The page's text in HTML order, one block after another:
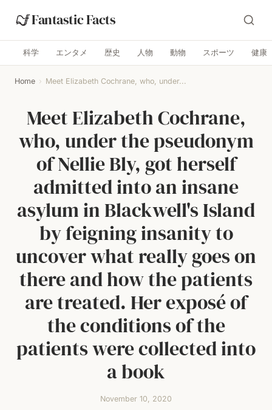
Fantastic Facts
科学 エンタメ 歴史 人物 動物 スポーツ 健康
Home › Meet Elizabeth Cochrane, who, under...
Meet Elizabeth Cochrane,
who, under the pseudonym
of Nellie Bly, got herself
admitted into an insane
asylum in Blackwell's Island
by feigning insanity to
uncover what really goes on
there and how the patients
are treated. Her exposé of
the conditions of the
patients were collected into
a book
November 10, 2020